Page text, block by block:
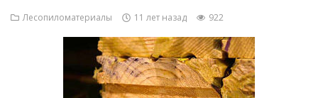
Лесопиломатериалы 11 лет назад 922